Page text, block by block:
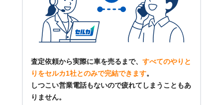
査定依頼から実際に車を売るまで、 すべてのやりと
りをセルカ1社とのみで完結できます。
しつこい営業電話もないので疲れてしまうこともあ
りません。